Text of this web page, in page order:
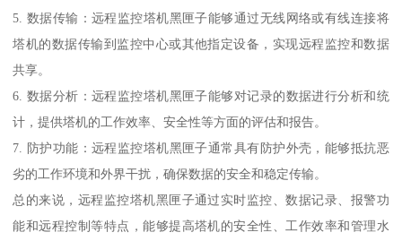
5. 数据传输：远程监控塔机黑匣子能够通过无线网络或有线连接将
塔机的数据传输到监控中心或其他指定设备，实现远程监控和数据
共享。
6. 数据分析：远程监控塔机黑匣子能够对记录的数据进行分析和统
计，提供塔机的工作效率、安全性等方面的评估和报告。
7. 防护功能：远程监控塔机黑匣子通常具有防护外壳，能够抵抗恶
劣的工作环境和外界干扰，确保数据的安全和稳定传输。
总的来说，远程监控塔机黑匣子通过实时监控、数据记录、报警功
能和远程控制等特点，能够提高塔机的安全性、工作效率和管理水